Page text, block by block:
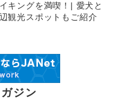
キングを満喫！| 愛犬と
観光スポットもご紹介
ジン